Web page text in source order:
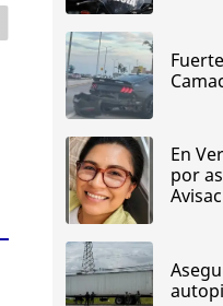
En
por